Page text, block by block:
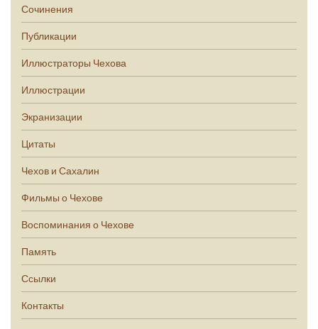
Сочинения
Публикации
Иллюстраторы Чехова
Иллюстрации
Экранизации
Цитаты
Чехов и Сахалин
Фильмы о Чехове
Воспоминания о Чехове
Память
Ссылки
Контакты